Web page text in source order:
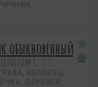
обыкновенный
L. s.l.
ВОЛОСЕЦ,
ДЕРЕВЕЙ,